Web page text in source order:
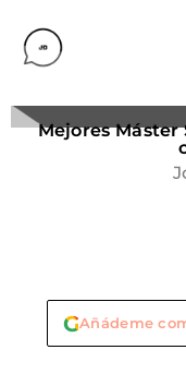
Mejores Máster
GAñádeme